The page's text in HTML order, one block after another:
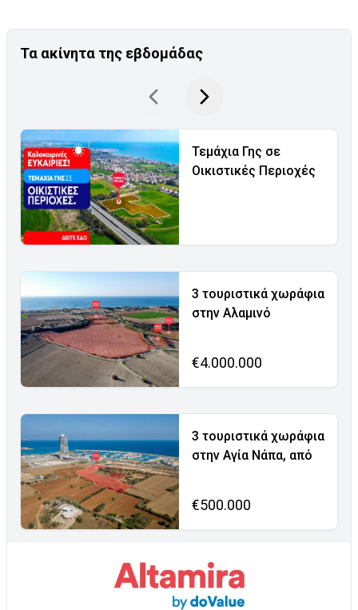
Τα ακίνητα της εβδομάδας
Τεμάχια Γης σε
Οικιστικές Περιοχές
3 τουριστικά χωράφια
στην Αλαμινό
€4.000.000
3 τουριστικά χωράφια
στην Αγία Νάπα, από
€500.000